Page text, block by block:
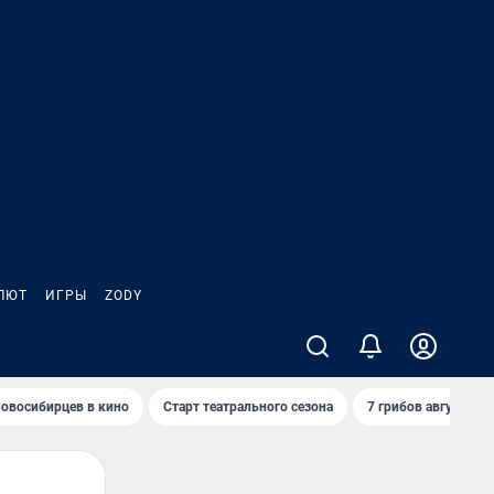
ИГРЫ ZODY
в кино Старт театрального сезона 7 грибов августа